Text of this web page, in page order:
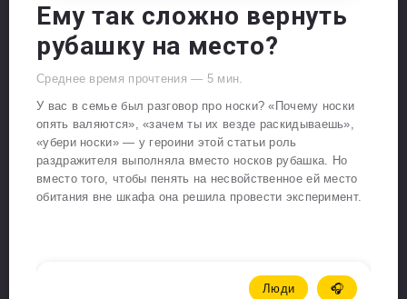
Ему так сложно вернуть
рубашку на место?
Среднее время прочтения — 5 мин.
У вас в семье был разговор про носки? «Почему носки
опять валяются», «зачем ты их везде раскидываешь»,
«убери носки» — у героини этой статьи роль
раздражителя выполняла вместо носков рубашка. Но
вместо того, чтобы пенять на несвойственное ей место
обитания вне шкафа она решила провести эксперимент.
Люди 🎧